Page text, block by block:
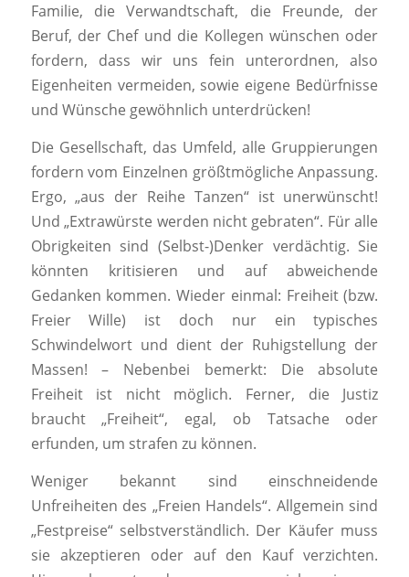
Familie, die Verwandtschaft, die Freunde, der
Beruf, der Chef und die Kollegen wünschen oder
fordern, dass wir uns fein unterordnen, also
Eigenheiten vermeiden, sowie eigene Bedürfnisse
und Wünsche gewöhnlich unterdrücken!
Die Gesellschaft, das Umfeld, alle Gruppierungen
fordern vom Einzelnen größtmögliche Anpassung.
Ergo, „aus der Reihe Tanzen“ ist unerwünscht!
Und „Extrawürste werden nicht gebraten“. Für alle
Obrigkeiten sind (Selbst-)Denker verdächtig. Sie
könnten kritisieren und auf abweichende
Gedanken kommen. Wieder einmal: Freiheit (bzw.
Freier Wille) ist doch nur ein typisches
Schwindelwort und dient der Ruhigstellung der
Massen! – Nebenbei bemerkt: Die absolute
Freiheit ist nicht möglich. Ferner, die Justiz
braucht „Freiheit“, egal, ob Tatsache oder
erfunden, um strafen zu können.
Weniger bekannt sind einschneidende
Unfreiheiten des „Freien Handels“. Allgemein sind
„Festpreise“ selbstverständlich. Der Käufer muss
sie akzeptieren oder auf den Kauf verzichten.